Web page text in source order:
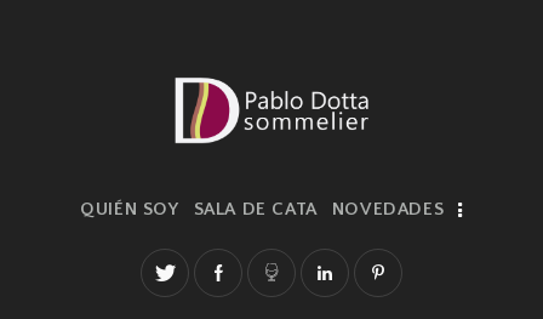
QUIÉN SOY SALA DE CATA NOVEDADES